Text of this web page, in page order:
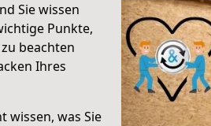
Sie wissen
Punkte,
beachten
Ihres
wissen, was Sie